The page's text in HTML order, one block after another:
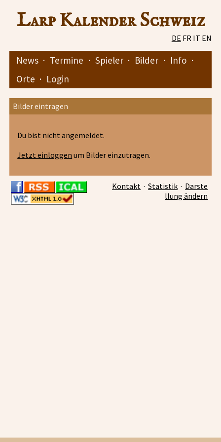
Larp Kalender Schweiz
DE FR IT EN
News · Termine · Spieler · Bilder · Info ·
Orte · Login
Bilder eintragen
Du bist nicht angemeldet.
Jetzt einloggen um Bilder einzutragen.
Kontakt ·Statistik · Darste
llung ändern